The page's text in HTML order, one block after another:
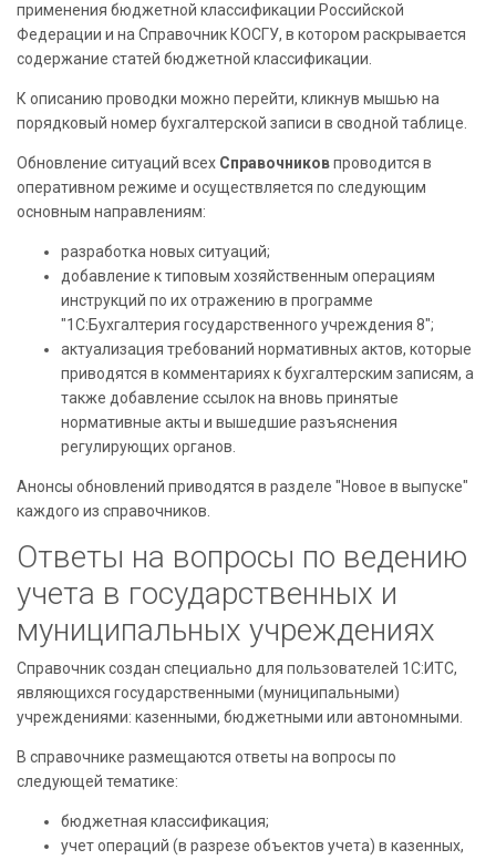
применения бюджетной классификации Российской
Федерации и на Справочник КОСГУ, в котором раскрывается
содержание статей бюджетной классификации.
К описанию проводки можно перейти, кликнув мышью на
порядковый номер бухгалтерской записи в сводной таблице.
Обновление ситуаций всех Справочниковпроводится в
оперативном режиме и осуществляется по следующим
основным направлениям:
разработка новых ситуаций;
добавление к типовым хозяйственным операциям
инструкций по их отражению в программе
"1С:Бухгалтерия государственного учреждения 8";
актуализация требований нормативных актов, которые
приводятся в комментариях к бухгалтерским записям, а
также добавление ссылок на вновь принятые
нормативные акты и вышедшие разъяснения
регулирующих органов.
Анонсы обновлений приводятся в разделе "Новое в выпуске"
каждого из справочников.
Ответы на вопросы по ведению
учета в государственных и
муниципальных учреждениях
Справочник создан специально для пользователей 1С:ИТС,
являющихся государственными (муниципальными)
учреждениями: казенными, бюджетными или автономными.
В справочнике размещаются ответы на вопросы по
следующей тематике:
бюджетная классификация;
учет операций (в разрезе объектов учета) в казенных,